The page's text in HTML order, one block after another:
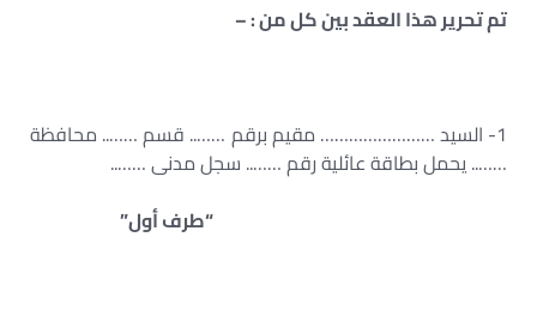
تم تحرير هذا العقد بين كل من : –
1- السيد …………………… مقيم برقم …….. قسم …….. محافظة
…….. يحمل بطاقة عائلية رقم …….. سجل مدنى ……..
“طرف أول”